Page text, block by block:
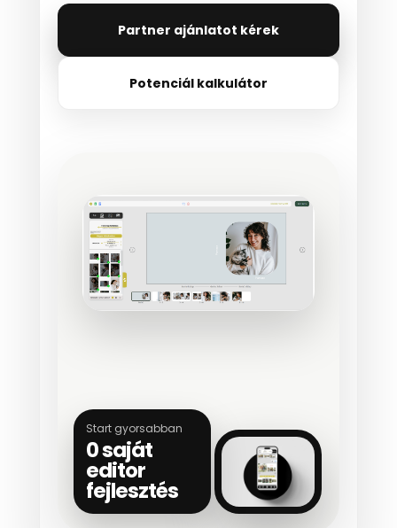
Partner ajánlatot kérek
Potenciál kalkulátor
Start gyorsabban
0 saját
editor
fejlesztés